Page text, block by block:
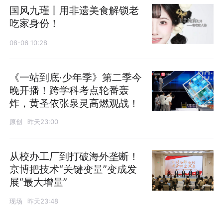
国风九瑾丨用非遗美食解锁老
吃家身份！
08-06 10:28
《一站到底·少年季》第二季今
晚开播！跨学科考点轮番轰
炸，黄圣依张泉灵高燃观战！
原创 昨天23:00
从校办工厂到打破海外垄断！
京博把技术“关键变量”变成发
展“最大增量”
现场 昨天23:48